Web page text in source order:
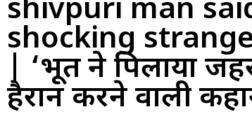
shivpuri man
shocking
| ‘भूत ने पिलाया
हैरान करने वाली